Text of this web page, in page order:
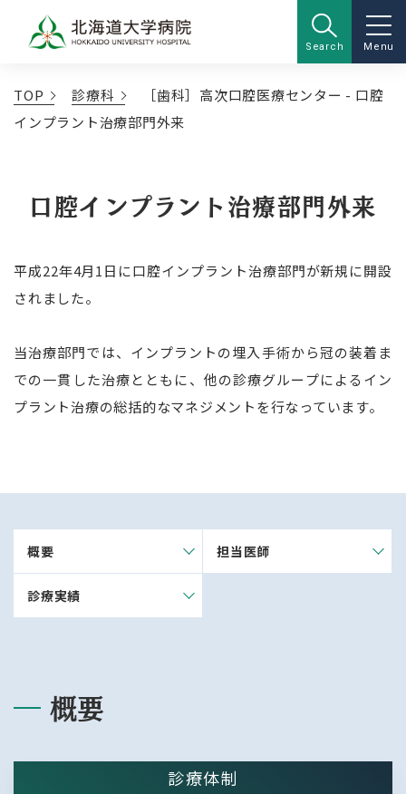
Search Menu
TOP 診療科
［歯科］高次口腔医療センター - 口腔
インプラント治療部門外来
口腔インプラント治療部門外来
平成22年4月1日に口腔インプラント治療部門が新規に開設
されました。
当治療部門では、インプラントの埋入手術から冠の装着ま
での一貫した治療とともに、他の診療グループによるイン
プラント治療の総括的なマネジメントを行なっています。
概要 担当医師
診療実績
概要
診療体制